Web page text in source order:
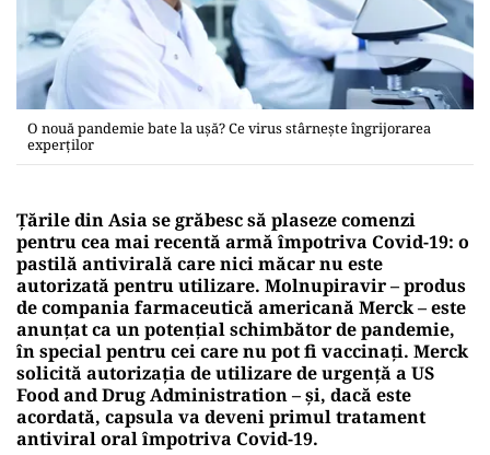
O nouă pandemie bate la uşă? Ce virus stârneşte îngrijorarea
experţilor
Țările din Asia se grăbesc să plaseze comenzi
pentru cea mai recentă armă împotriva Covid-19: o
pastilă antivirală care nici măcar nu este
autorizată pentru utilizare. Molnupiravir – produs
de compania farmaceutică americană Merck – este
anunțat ca un potențial schimbător de pandemie,
în special pentru cei care nu pot fi vaccinați. Merck
solicită autorizația de utilizare de urgență a US
Food and Drug Administration – și, dacă este
acordată, capsula va deveni primul tratament
antiviral oral împotriva Covid-19.